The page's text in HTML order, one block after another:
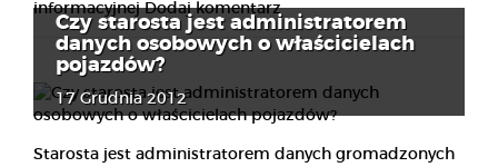
informacyjnej Dodaj komentarz
Czy starosta jest administratorem
danych osobowych o właścicielach
pojazdów?
17 Grudnia 2012
Starosta jest administratorem danych gromadzonych